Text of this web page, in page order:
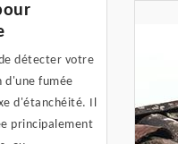
détecter votre
d'une fumée
d'étanchéité. Il
principalement